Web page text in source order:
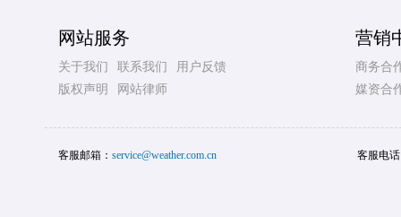
网站服务
关于我们 联系我们
用户反馈
版权声明
网站律师
营销
商务合
媒资合
客服邮箱： service@weather.com.cn 客服电